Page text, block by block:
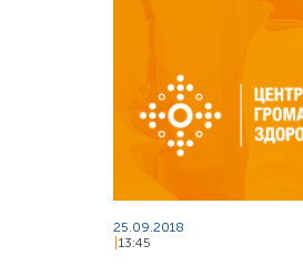
25.09.2018
13:45